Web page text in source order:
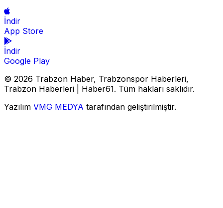
İndir
App Store
İndir
Google Play
© 2026 Trabzon Haber, Trabzonspor Haberleri,
Trabzon Haberleri | Haber61. Tüm hakları saklıdır.
Yazılım VMG MEDYA tarafından geliştirilmiştir.